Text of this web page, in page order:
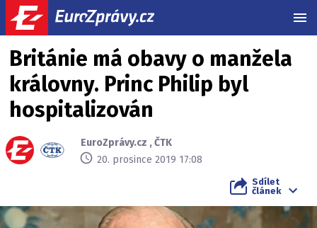
Británie má obavy o manžela
královny. Princ Philip byl
hospitalizován
EuroZprávy.cz ,ČTK
20. prosince 2019 17:08
Sdílet
článek